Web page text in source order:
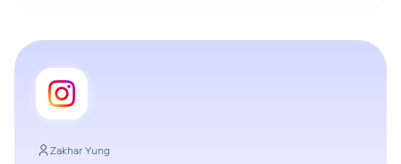
Zakhar Yung